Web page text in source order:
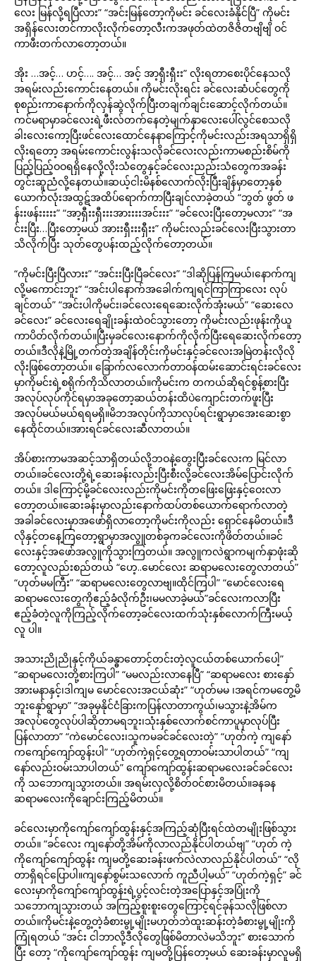
လေး မြန်လို့ရပြီလား” “အင်းမြန်တော့ကိုမင်း ခင်လေးခံနိုင်ပြီ” ကိုမင်း
အရှိန်လေးတင်ကာလိုးလိုက်တော့လီးကအဖုတ်ထဲတဇိဇိတဗျိဗျိ ဝင်
ကာဖီးတက်လာတော့တယ်။
အိုး …အင့်… ဟင့်…. အင့်… အင့် အာ့ရှီးရှီးး” လိုးရတာစေးပိုင်နေသလို
အရမ်းလည်းကောင်းနေတယ်။ ကိုမင်းလိုးရင်း ခင်လေးဆံပင်တွေကို
စုစည်းကာနောက်ကိုလှန်ဆွဲလိုက်ပြီးတချက်ချင်းဆောင့်လိုက်တယ်။
ကင်မရာမှာခင်လေးရဲ့ဖီးလ်တက်နေတဲ့မျက်နှာလေးပေါ်လွင်စေသလို
ခါးလေးကော့ပြီးဖင်လေးထောင်နေနာကြောင့်ကိုမင်းလည်းအရသာရှိရှိ
လိုးရတော့ အရမ်းကောင်းလွန်းသလိုခင်လေးလည်းကာမစည်းစိမ်ကို
ပြည့်ပြည့်ဝဝရရှိနေလို့လိုးသံတွေနှင့်ခင်လေးညည်းသံတွေကအခန်း
တွင်းဆူညံလို့နေတယ်။ဆယ့်ငါးမိနစ်လောက်လိုးပြီးချိန်မှာတော့နှစ်
ယောက်လုံးအထွဋ်အထိပ်ရောက်ကာပြီးချင်လာခဲ့တယ် “ဘွတ် ဖွတ် ဖ
န်းးဖန်းးးးး” “အာ့ရှီးးရှီးးးအားးးးအင်းးး” “ခင်လေးပြီးတော့မလား” “အ
င်းးပြီး…ပြီးတော့မယ် အားးရှီးးးရှီးး” ကိုမင်းလည်းခင်လေးပြီးသွားတာ
သိလိုက်ပြီး သုတ်တွေပန်းထည့်လိုက်တော့တယ်။
“ကိုမင်းပြီးပြီလားး” “အင်းးပြီးပြီခင်လေး” “ဒါဆိုပြန်ကြမယ်၊နောက်ကျ
လို့မကောင်းဘူး” “အင်းပါနောက်အခေါက်ကျရင်ကြာကြာလေး လုပ်
ချင်တယ်” “အင်းပါကိုမင်း၊ခင်လေးရေဆေးလိုက်အုံးမယ်” “ဆေးလေ
ခင်လေး” ခင်လေးရေချိုးခန်းထဲဝင်သွားတော့ ကိုမင်းလည်းဖုန်းကိုယူ
ကာပိတ်လိုက်တယ်။ပြီးမှခင်လေးနောက်ကိုလိုက်ပြီးရေဆေးလိုက်တော့
တယ်။ဒီလိုနဲ့မြို့တက်တဲ့အချိန်တိုင်းကိုမင်းနှင့်ခင်လေးအမြဲတန်းလိုလို
လိုးဖြစ်တော့တယ်။ ခြောက်လလောက်တာဝန်ထမ်းဆောင်းရင်းခင်လေး
မှာကိုမင်းရဲ့စရိုက်ကိုသိလာတယ်။ကိုမင်းက တကယ်ဆိုရင်စွန့်စားပြီး
အလုပ်လုပ်ကိုင်ရမှာအခုတော့ဆယ်တန်းထိပဲကျောင်းတက်ဖူးပြီး
အလုပ်မယ်မယ်ရရမရှိ။မိဘအလုပ်ကိုသာလုပ်ရင်းရွာမှာအေးဆေးစွာ
နေထိုင်တယ်။အားရင်ခင်လေးဆီလာတယ်။
အိပ်စားကာမအဆင့်သာရှိတယ်လို့ဘဝနဲ့တွေးပြီးခင်လေးက မြင်လာ
တယ်။ခင်လေးတို့ရဲ့ဆေးခန်းလည်းပြီးစီးလို့ခင်လေးအိမ်ပြောင်းလိုက်
တယ်။ ဒါကြောင့်မို့ခင်လေးလည်းကိုမင်းကိုတဖြေးဖြေးနှင့်ဝေးလာ
တော့တယ်။ဆေးခန်းမှာလည်းနောက်ထပ်တစ်ယောက်ရောက်လာတဲ့
အခါခင်လေးမှာအဖော်ရှိလာတော့ကိုမင်းကိုလည်း ရှောင်နေမိတယ်။ဒီ
လိုနှင့်တနေ့ကြတော့ရွာမှာအလွူတစ်ခုကခင်လေးကိုဖိတ်တယ်။ခင်
လေးနှင့်အဖော်အလွူကိုသွားကြတယ်။ အလွူကလဲရွာကမျက်နှာဖုံးဆို
တော့လူလည်းစည်တယ် “ဟေ့..မောင်လေး ဆရာမလေးတွေလာတယ်”
“ဟုတ်မမကြီး” “ဆရာမလေးတွေလာဗျ။ထိုင်ကြပါ” “မောင်လေးရေ
ဆရာမလေးတွေကိုဧည့်ခံလိုက်ဦး၊မမလာခဲ့မယ်”ခင်လေးကလာပြီး
ဧည့်ခံတဲ့လူကိုကြည့်လိုက်တော့ခင်လေးထက်သုံးနှစ်လောက်ကြီးမယ့်
လူ ပါ။
အသားညိုညိုနှင့်ကိုယ်ခန္ဓာတောင့်တင်းတဲ့လူငယ်တစ်ယောက်ပေါ့”
“ဆရာမလေးတို့စားကြပါ” “မမလည်းလာနေပြီ” “ဆရာမလေး စားနှော်
အားမနာနှင့်၊ဒါကျမ မောင်လေးအငယ်ဆုံး” “ဟုတ်မမ ၊အရင်ကမတွေ့မိ
ဘူးနှော်ရွာမှာ” “အခုမှနိုင်ငံခြားကပြန်လာတာကွယ်၊မသွားနဲ့အိမ်က
အလုပ်တွေလုပ်ပါဆိုတာမရဘူး၊သုံးနှစ်လောက်စင်ကာပူမှာလုပ်ပြီး
ပြန်လာတာ” “ကဲမောင်လေး၊သူကမခင်ခင်လေးတဲ့” “ဟုတ်ကဲ့ ကျနော်
ကကျော်ကျော်ထွန်းပါ” “ဟုတ်ကဲ့ရှင့်တွေ့ရတာဝမ်းသာပါတယ်” “ကျ
နော်လည်းဝမ်းသာပါတယ်” ကျော်ကျော်ထွန်းဆရာမလေးခင်ခင်လေး
ကို သဘောကျသွားတယ်။ အရမ်းလှလို့စိတ်ဝင်စားမိတယ်။ခနခန
ဆရာမလေးကိုချောင်းကြည့်မိတယ်။
ခင်လေးမှာကိုကျော်ကျော်ထွန်းနှင့်အကြည့်ဆုံပြီးရင်ထဲတမျိုးဖြစ်သွား
တယ်။ “ခင်လေး ကျနော်တို့အိမ်ကိုလာလည်နိုင်ပါတယ်ဗျ” “ဟုတ် ကဲ့
ကိုကျော်ကျော်ထွန်း ကျမတို့ဆေးခန်းဖက်လဲလာလည်နိုင်ပါတယ်” “လို
တာရှိရင်ပြောပါ။ကျနော်စွမ်းသလောက် ကူညီပါ့မယ်” “ဟုတ်ကဲ့ရှင့်” ခင်
လေးမှာကိုကျော်ကျော်ထွန်းရဲ့ပွင့်လင်းတဲ့အပြောနှင့်အပြုံးကို
သဘောကျသွားတယ် အကြည့်စူးစူးတွေကြောင့်ရင်ခုန်သလိုဖြစ်လာ
တယ်။ကိုမင်းနဲ့တွေ့တဲ့ခံစားမွု့မျိုးမဟုတ်ဘဲထူးဆန်းတဲ့ခံစားမွု့မျိုးကို
ကြုံရတယ် “အင်း ငါဘာလို့ဒီလိုတွေဖြစ်မိတာလဲမသိဘူး” စားသောက်
ပြီး တော့ “ကိုကျော်ကျော်ထွန်း ကျမတို့ပြန်တော့မယ် ဆေးခန်းမှာလူမရှိ